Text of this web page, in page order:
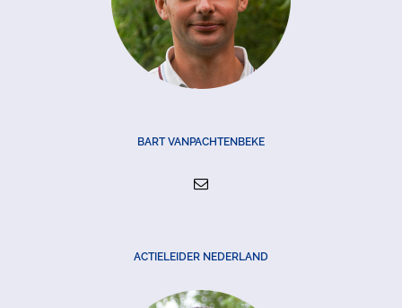
BART VANPACHTENBEKE
ACTIELEIDER NEDERLAND